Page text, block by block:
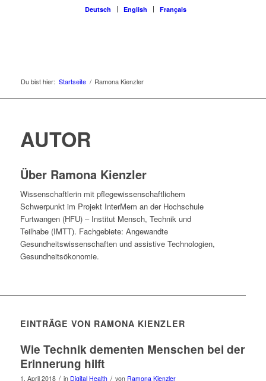
Deutsch English Français
Du bist hier: Startseite / Ramona Kienzler
AUTOR
Über Ramona Kienzler
Wissenschaftlerin mit pflegewissenschaftlichem
Schwerpunkt im Projekt InterMem an der Hochschule
Furtwangen (HFU) – Institut Mensch, Technik und
Teilhabe (IMTT). Fachgebiete: Angewandte
Gesundheitswissenschaften und assistive Technologien,
Gesundheitsökonomie.
EINTRÄGE VON RAMONA KIENZLER
Wie Technik dementen Menschen bei der
Erinnerung hilft
1. April 2018 / in Digital Health / von Ramona Kienzler